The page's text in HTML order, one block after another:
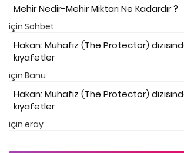
Mehir Nedir-Mehir Miktarı Ne Kadardır ?
için Sohbet
Hakan: Muhafız (The Protector)
kıyafetler
için Banu
Hakan: Muhafız (The Protector)
kıyafetler
için eray